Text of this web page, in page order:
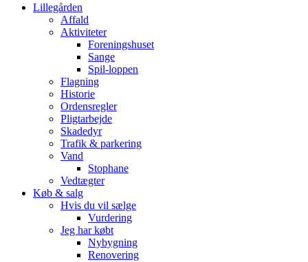
Lillegården
Affald
Aktiviteter
Foreningshuset
Sange
Spil-loppen
Flagning
Historie
Ordensregler
Pligtarbejde
Skadedyr
Trafik & parkering
Vand
Stophane
Vedtægter
Køb & salg
Hvis du vil sælge
Vurdering
Jeg har købt
Nybygning
Renovering